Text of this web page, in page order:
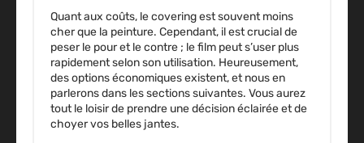
Quant aux coûts, le covering est souvent moins
cher que la peinture. Cependant, il est crucial de
peser le pour et le contre ; le film peut s’user plus
rapidement selon son utilisation. Heureusement,
des options économiques existent, et nous en
parlerons dans les sections suivantes. Vous aurez
tout le loisir de prendre une décision éclairée et de
choyer vos belles jantes.